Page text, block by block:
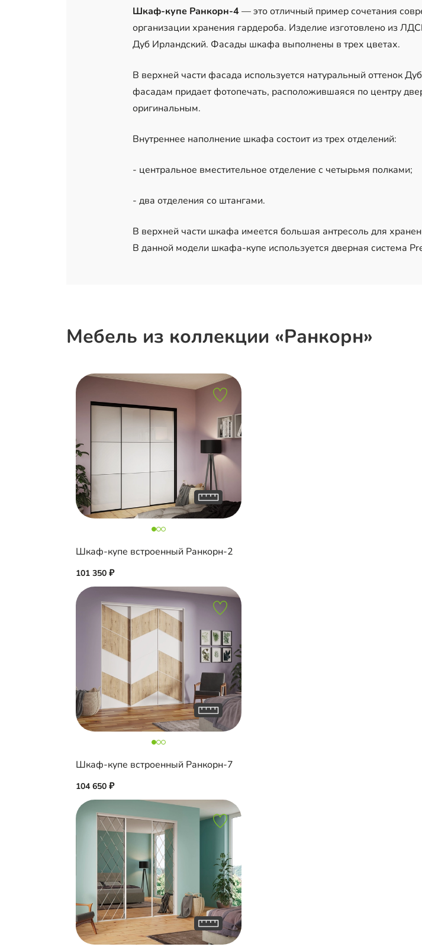
Шкаф-купе Ранкорн-4— это отличный пример сочетания
организации хранения гардероба. Изделие изготовлено из
Дуб Ирландский. Фасады шкафа выполнены в трех цветах.
В верхней части фасада используется натуральный оттенок
фасадам придает фотопечать, расположившаяся по центру
оригинальным.
Внутреннее наполнение шкафа состоит из трех отделений:
- центральное вместительное отделение с четырьмя полками;
- два отделения со штангами.
В верхней части шкафа имеется большая антресоль для
В данной модели шкафа-купе используется дверная система
Мебель из коллекции «Ранкорн»
Шкаф-купе встроенный Ранкорн-2
101 350
Шкаф-купе встроенный Ранкорн-7
104 650